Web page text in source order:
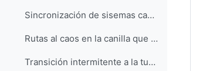
Sincronización de sisemas caóticos de Pecora y Carroll (7)
Rutas al caos en la canilla que gotea (8)
Transición intermitente a la turbulencia de Pomeau y Manneville (9)